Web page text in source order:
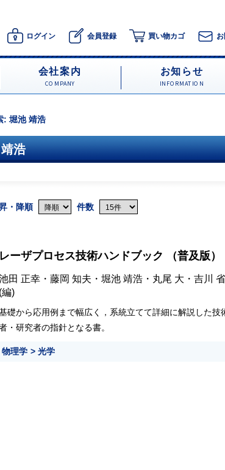
ログイン 会員登録 買い物カゴ
会社案内
COMPANY
お知らせ
INFORMATION
: 堀池 靖浩
浩
・降順 件数
レーザプロセス技術ハンドブック （普及版）
田 正幸 ・ 藤岡 知夫 ・ 堀池 靖浩 ・ 丸尾 大 ・ 吉川
(編)
礎から応用例まで幅広く，系統立てて詳細に解説した技
・研究者の指針となる書。
物理学 光学